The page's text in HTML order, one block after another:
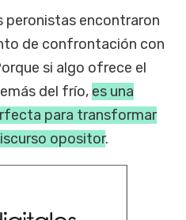
peronistas encontraron
de confrontación con
si algo ofrece el
del frío, es una
para transformar
opositor.